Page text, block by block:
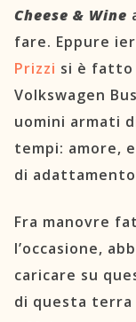
Cheese & Wine
fare. Eppure
Prizzi si è fatto
Volkswagen
uomini armati
tempi: amore,
di
Fra manovre
l’occasione,
caricare su
di questa terra